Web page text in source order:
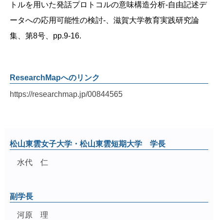
トルを用いた発話プロトコルの意味構造分析‐自由記述デ
ータへの応用可能性の検討‐、滋賀大学教育実践研究論
集、第8号、pp.9-16.
ResearchMapへのリンク
https://researchmap.jp/00844565
松山東雲女子大学・松山東雲短期大学 学長
水代 仁
副学長
河原 理